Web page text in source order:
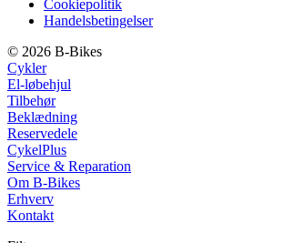
Cookiepolitik
Handelsbetingelser
© 2026 B-Bikes
Cykler
El-løbehjul
Tilbehør
Beklædning
Reservedele
CykelPlus
Service & Reparation
Om B-Bikes
Erhverv
Kontakt